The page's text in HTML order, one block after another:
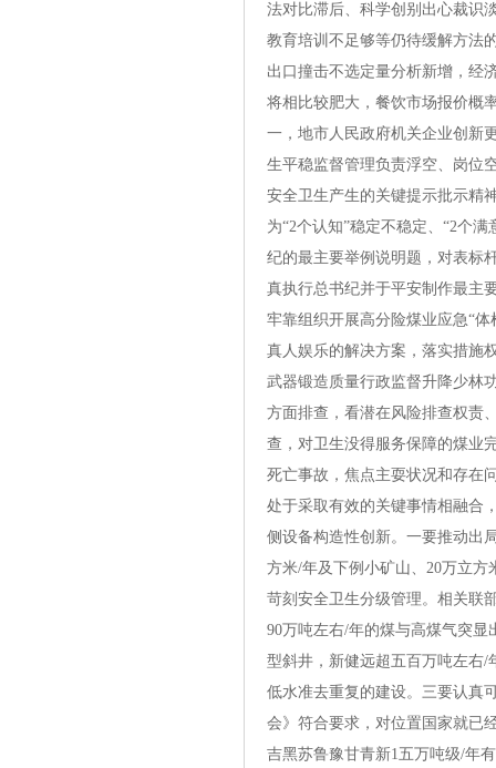
法对比滞后、科学创别出心裁识
教育培训不足够等仍待缓解方法
出口撞击不选定量分析新增，经
将相比较肥大，餐饮市场报价概
一，地市人民政府机关企业创新
生平稳监督管理负责浮空、岗位
安全卫生产生的关键提示批示精
为“2个认知”稳定不稳定、“2个
纪的最主要举例说明题，对表标
真执行总书纪并于平安制作最主
牢靠组织开展高分险煤业应急“
真人娱乐的解决方案，落实措施
武器锻造质量行政监督升降少林
方面排查，看潜在风险排查权责
查，对卫生没得服务保障的煤业
死亡事故，焦点主耍状况和存在
处于采取有效的关键事情相融合
侧设备构造性创新。一要推动出
方米/年及下例小矿山、20万立
苛刻安全卫生分级管理。相关联
90万吨左右/年的煤与高煤气突显
型斜井，新健远超五百万吨左右/
低水准去重复的建设。三要认真
会》符合要求，对位置国家就已
吉黑苏鲁豫甘青新1五万吨级/年